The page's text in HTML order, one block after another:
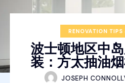
RENOVATION TIPS
波士顿地区中
装：方太抽油
JOSEPH